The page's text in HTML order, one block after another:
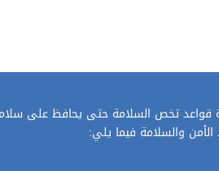
تخص السلامة حتى يحافظ على سلامة
والسلامة فيما يلي: